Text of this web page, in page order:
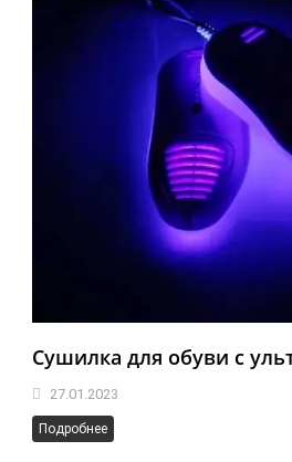
Сушилка для обуви с
27.01.2023
Подробнее